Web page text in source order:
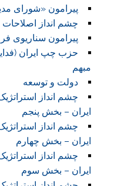
پیرامون «شورای
چشم انداز اصلاحات
پیرامون سناریوی
حزب چپ ایران
مبهم
دولت و توسعه
چشم انداز
ایران – بخش پنجم
چشم انداز
ایران – بخش چهارم
چشم انداز
ایران – بخش سوم